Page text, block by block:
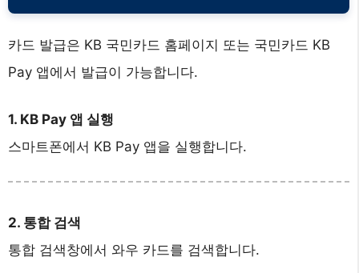
카드 발급은 KB 국민카드 홈페이지 또는 국민카드 KB
Pay 앱에서 발급이 가능합니다.
1. KB Pay 앱 실행
스마트폰에서 KB Pay 앱을 실행합니다.
2. 통합 검색
통합 검색창에서 와우 카드를 검색합니다.